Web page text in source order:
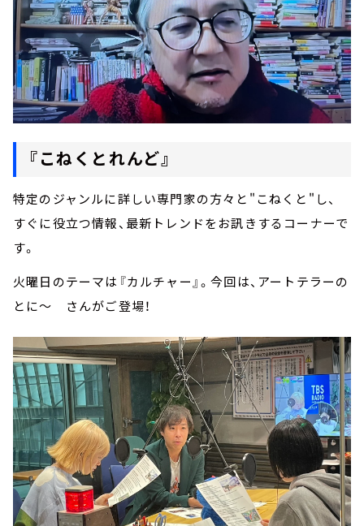
『こねくとれんど』
特定のジャンルに詳しい専門家の方々と"こねくと"し、
すぐに役立つ情報、最新トレンドをお訊きするコーナーで
す。
火曜日のテーマは『カルチャー』。今回は、アートテラーの
とに～ さんがご登場！